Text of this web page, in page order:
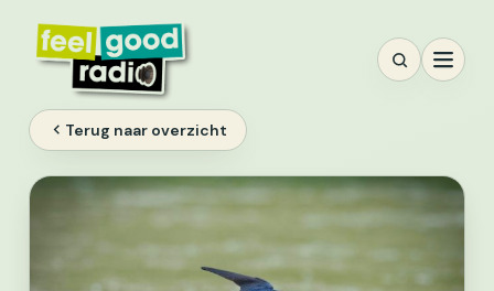
inhoud
Terug naar overzicht